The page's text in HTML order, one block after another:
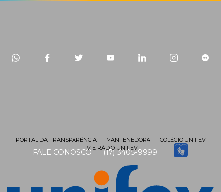
FALE CONOSCO (17) 3405-9999
PORTAL DA TRANSPARÊNCIA MANTENEDORA
COLÉGIO UNIFEV
TV E RÁDIO UNIFEV